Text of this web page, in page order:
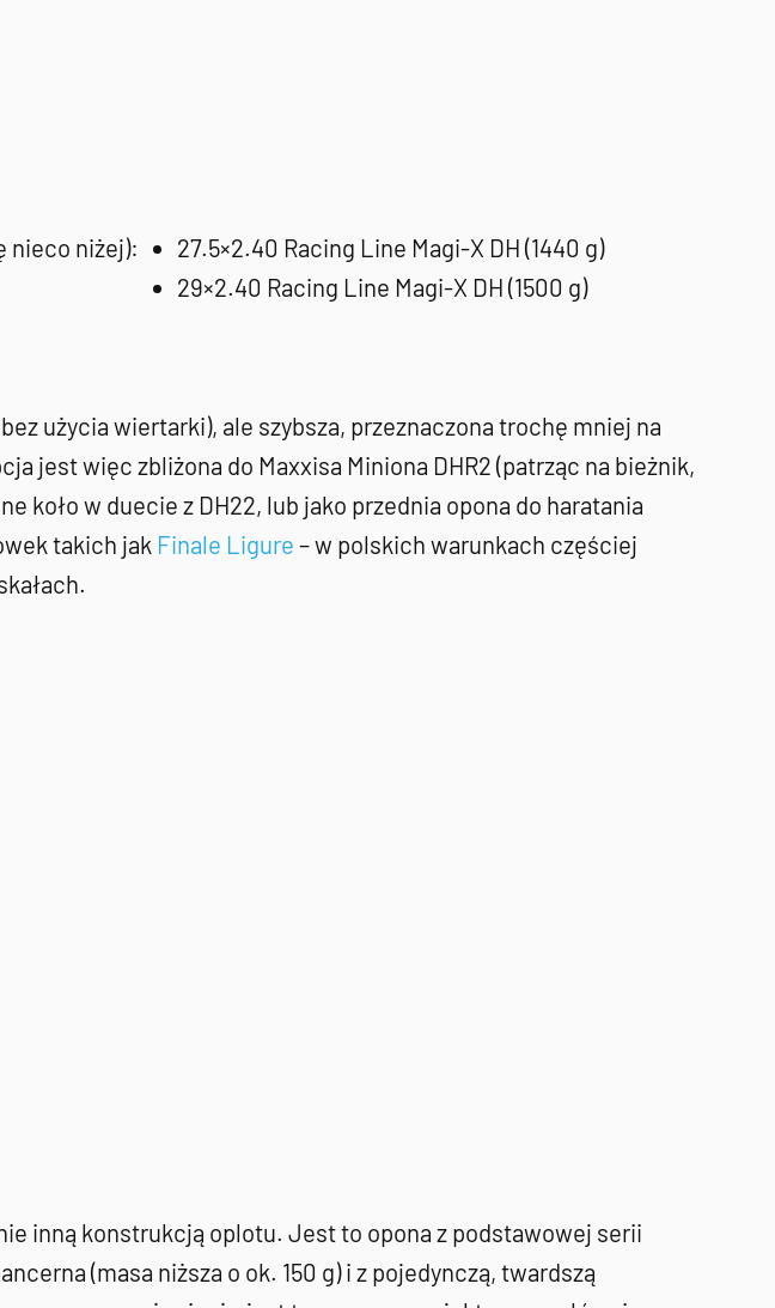
nieco niżej):
27.5×2.40 Racing Line Magi-X DH (1440 g)
29×2.40 Racing Line Magi-X DH (1500 g)
użycia wiertarki), ale szybsza, przeznaczona trochę mniej na
jest więc zbliżona do Maxxisa Miniona DHR2 (patrząc na bieżnik,
koło w duecie z DH22, lub jako przednia opona do haratania
takich jak Finale Ligure – w polskich warunkach częściej
inną konstrukcją oplotu. Jest to opona z podstawowej serii
(masa niższa o ok. 150 g) i z pojedynczą, twardszą